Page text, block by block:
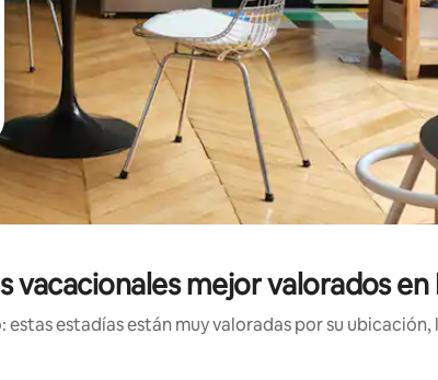
vacacionales mejor valorados en
estas estadías están muy valoradas por su